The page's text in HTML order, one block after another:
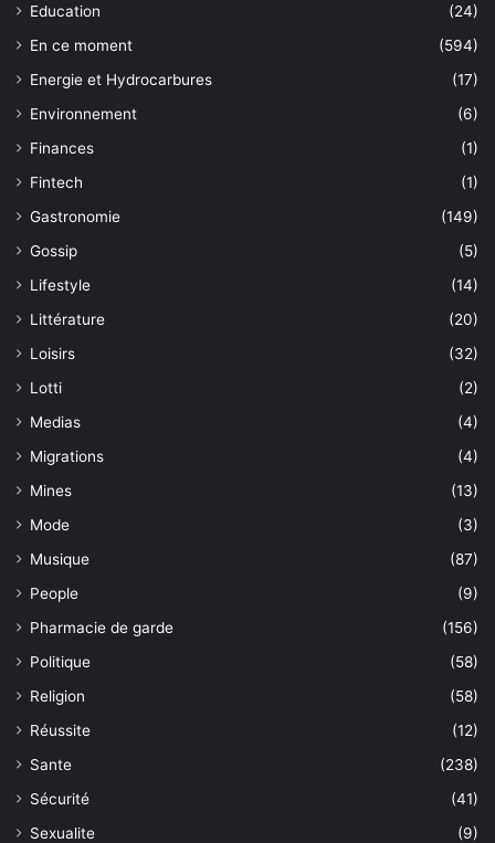
Education
(24)
En ce moment
(594)
Energie et Hydrocarbures
(17)
Environnement
(6)
Finances
(1)
Fintech
(1)
Gastronomie
(149)
Gossip
(5)
Lifestyle
(14)
Littérature
(20)
Loisirs
(32)
Lotti
(2)
Medias
(4)
Migrations
(4)
Mines
(13)
Mode
(3)
Musique
(87)
People
(9)
Pharmacie de garde
(156)
Politique
(58)
Religion
(58)
Réussite
(12)
Sante
(238)
Sécurité
(41)
Sexualite
(9)